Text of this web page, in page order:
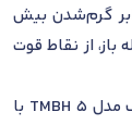
گرم‌شدن بیش
باز، از نقاط قوت
کارایی گرم‌کن القایی قابل حمل صنعتی اس کا اف مدل TMBH 5 با